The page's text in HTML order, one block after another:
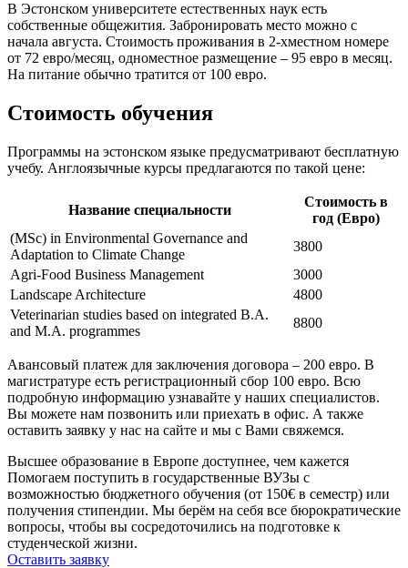
В Эстонском университете естественных наук есть
собственные общежития. Забронировать место можно с
начала августа. Стоимость проживания в 2-хместном номере
от 72 евро/месяц, одноместное размещение – 95 евро в месяц.
На питание обычно тратится от 100 евро.
Стоимость обучения
Программы на эстонском языке предусматривают бесплатную
учебу. Англоязычные курсы предлагаются по такой цене:
Название специальности
Стоимость в
год (Евро)
(MSc) in Environmental Governance and
Adaptation to Climate Change
3800
Agri-Food Business Management
3000
Landscape Architecture
4800
Veterinarian studies based on integrated B.A.
and M.A. programmes
8800
Авансовый платеж для заключения договора – 200 евро. В
магистратуре есть регистрационный сбор 100 евро. Всю
подробную информацию узнавайте у наших специалистов.
Вы можете нам позвонить или приехать в офис. А также
оставить заявку у нас на сайте и мы с Вами свяжемся.
Высшее образование в Европе доступнее, чем кажется
Помогаем поступить в государственные ВУЗы с
возможностью бюджетного обучения (от 150€ в семестр) или
получения стипендии. Мы берём на себя все бюрократические
вопросы, чтобы вы сосредоточились на подготовке к
студенческой жизни.
Оставить заявку